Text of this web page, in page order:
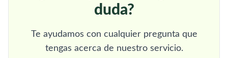
duda?
Te ayudamos con cualquier pregunta que
tengas acerca de nuestro servicio.